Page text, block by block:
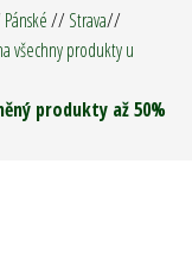
Pánské//Strava//
všechny produkty u
produkty až 50%